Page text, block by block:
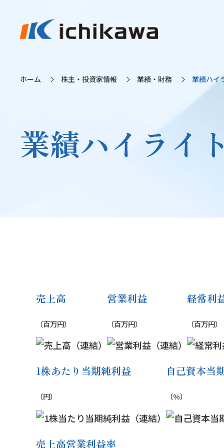
ホーム 株主・投資家情報 業績・財務 業績ハイ
業績ハイライ
売上高
（百万円）
営業利益
（百万円）
経常利
（百万円）
1株あたり当期純利益
（円）
自己資本当
（%）
売上高営業利益率